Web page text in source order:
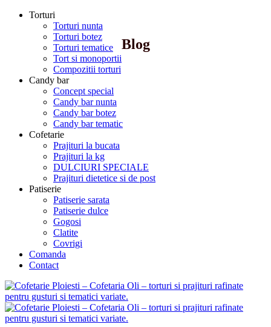
Torturi
Torturi nunta
Torturi botez
Torturi tematice
Tort si monoportii
Compozitii torturi
Candy bar
Concept special
Candy bar nunta
Candy bar botez
Candy bar tematic
Cofetarie
Prajituri la bucata
Prajituri la kg
DULCIURI SPECIALE
Prajituri dietetice si de post
Patiserie
Patiserie sarata
Patiserie dulce
Gogosi
Clatite
Covrigi
Comanda
Contact
Blog